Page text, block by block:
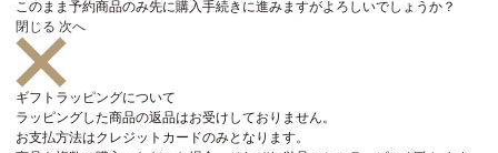
このまま予約商品のみ先に購入手続きに進みますがよろしいでしょうか？
閉じる 次へ
ギフトラッピングについて
ラッピングした商品の返品はお受けしておりません。
お支払方法はクレジットカードのみとなります。